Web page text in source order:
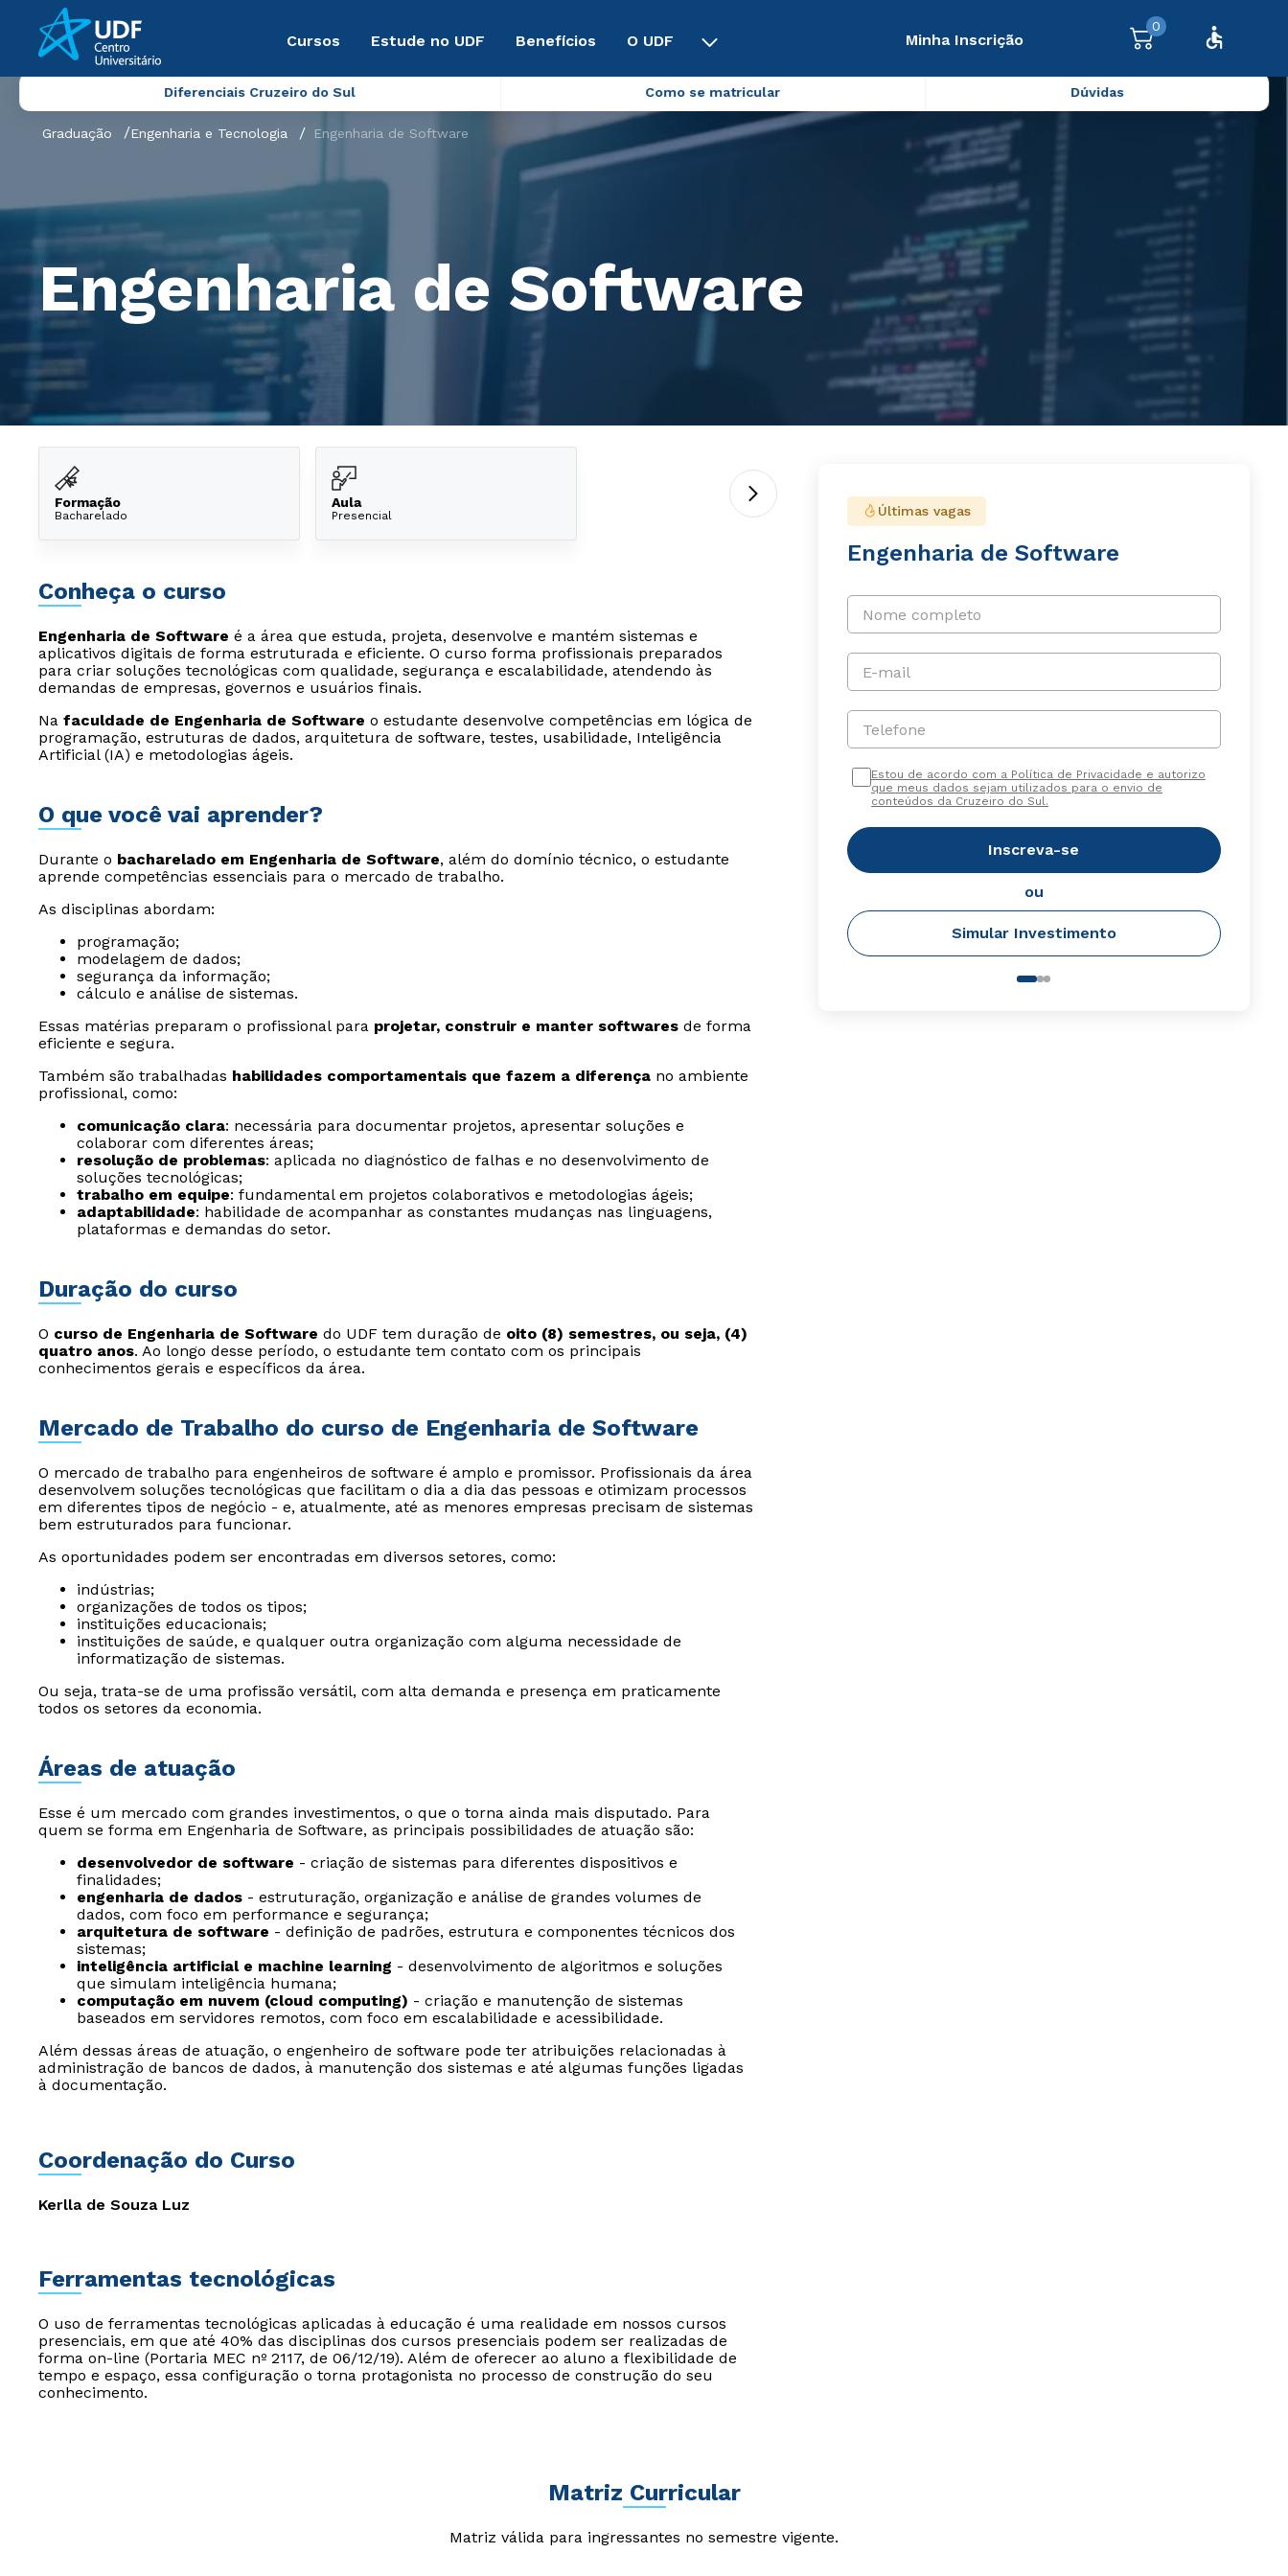
Cursos Estude no UDF Benefícios O UDF Minha Inscrição
0
Diferenciais Cruzeiro do Sul Como se matricular Dúvidas
Graduação Engenharia e Tecnologia Engenharia de Software
Engenharia de Software
Formação
Bacharelado
Aula
Presencial
Conheça o curso
Engenharia de Software é a área que estuda, projeta, desenvolve e mantém sistemas e
aplicativos digitais de forma estruturada e eficiente. O curso forma profissionais preparados
para criar soluções tecnológicas com qualidade, segurança e escalabilidade, atendendo às
demandas de empresas, governos e usuários finais.
Na faculdade de Engenharia de Software o estudante desenvolve competências em lógica de
programação, estruturas de dados, arquitetura de software, testes, usabilidade, Inteligência
Artificial (IA) e metodologias ágeis.
O que você vai aprender?
Durante o bacharelado em Engenharia de Software, além do domínio técnico, o estudante
aprende competências essenciais para o mercado de trabalho.
As disciplinas abordam:
programação;
modelagem de dados;
segurança da informação;
cálculo e análise de sistemas.
Essas matérias preparam o profissional para projetar, construir e manter softwares de forma
eficiente e segura.
Também são trabalhadas habilidades comportamentais que fazem a diferença no ambiente
profissional, como:
comunicação clara: necessária para documentar projetos, apresentar soluções e
colaborar com diferentes áreas;
resolução de problemas: aplicada no diagnóstico de falhas e no desenvolvimento de
soluções tecnológicas;
trabalho em equipe: fundamental em projetos colaborativos e metodologias ágeis;
adaptabilidade: habilidade de acompanhar as constantes mudanças nas linguagens,
plataformas e demandas do setor.
Duração do curso
O curso de Engenharia de Software do UDF tem duração de oito (8) semestres, ou seja, (4)
quatro anos. Ao longo desse período, o estudante tem contato com os principais
conhecimentos gerais e específicos da área.
Mercado de Trabalho do curso de Engenharia de Software
O mercado de trabalho para engenheiros de software é amplo e promissor. Profissionais da área
desenvolvem soluções tecnológicas que facilitam o dia a dia das pessoas e otimizam processos
em diferentes tipos de negócio - e, atualmente, até as menores empresas precisam de sistemas
bem estruturados para funcionar.
As oportunidades podem ser encontradas em diversos setores, como:
indústrias;
organizações de todos os tipos;
instituições educacionais;
instituições de saúde, e qualquer outra organização com alguma necessidade de
informatização de sistemas.
Ou seja, trata-se de uma profissão versátil, com alta demanda e presença em praticamente
todos os setores da economia.
Áreas de atuação
Esse é um mercado com grandes investimentos, o que o torna ainda mais disputado. Para
quem se forma em Engenharia de Software, as principais possibilidades de atuação são:
desenvolvedor de software - criação de sistemas para diferentes dispositivos e
finalidades;
engenharia de dados - estruturação, organização e análise de grandes volumes de
dados, com foco em performance e segurança;
arquitetura de software - definição de padrões, estrutura e componentes técnicos dos
sistemas;
inteligência artificial e machine learning - desenvolvimento de algoritmos e soluções
que simulam inteligência humana;
computação em nuvem (cloud computing) - criação e manutenção de sistemas
baseados em servidores remotos, com foco em escalabilidade e acessibilidade.
Além dessas áreas de atuação, o engenheiro de software pode ter atribuições relacionadas à
administração de bancos de dados, à manutenção dos sistemas e até algumas funções ligadas
à documentação.
Coordenação do Curso
Kerlla de Souza Luz
Ferramentas tecnológicas
O uso de ferramentas tecnológicas aplicadas à educação é uma realidade em nossos cursos
presenciais, em que até 40% das disciplinas dos cursos presenciais podem ser realizadas de
forma on-line (Portaria MEC nº 2117, de 06/12/19). Além de oferecer ao aluno a flexibilidade de
tempo e espaço, essa configuração o torna protagonista no processo de construção do seu
conhecimento.
Últimas vagas
Engenharia de Software
Nome completo
E-mail
Telefone
Estou de acordo com a Política de Privacidade e autorizo
que meus dados sejam utilizados para o envio de
conteúdos da Cruzeiro do Sul.
Inscreva-se
ou
Simular Investimento
Matriz Curricular
Matriz válida para ingressantes no semestre vigente.
Rápido e fácil
WhatsApp
Rápido e fácil
WhatsApp